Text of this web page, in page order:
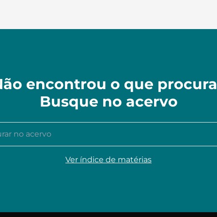
encontrou o que
Busque no acervo
acervo
Ver índice de matérias